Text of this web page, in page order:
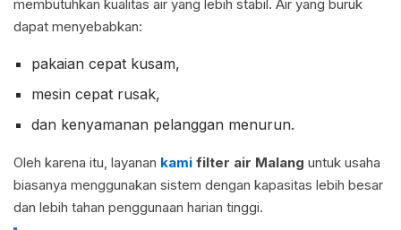
membutuhkan kualitas air yang lebih stabil. Air yang buruk
dapat menyebabkan:
pakaian cepat kusam,
mesin cepat rusak,
dan kenyamanan pelanggan menurun.
Oleh karena itu, layanan kami filter air Malang untuk usaha
biasanya menggunakan sistem dengan kapasitas lebih besar
dan lebih tahan penggunaan harian tinggi.